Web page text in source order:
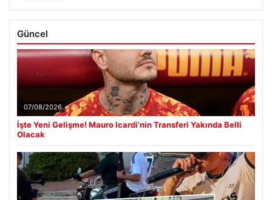
Güncel
07/08/2026
İşte Yeni Gelişme! Mauro Icardi’nin Transferi Yakında Belli
Olacak